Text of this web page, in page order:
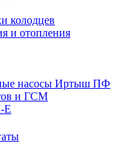
колодцев
и отопления
насосы Иртыш ПФ
и ГСМ
Е